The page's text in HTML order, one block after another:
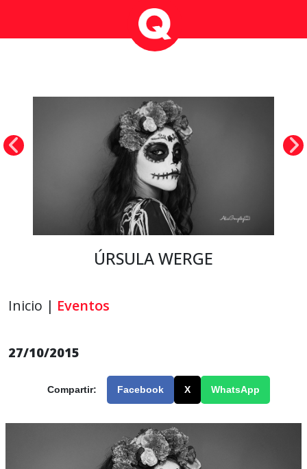
ÚRSULA WERGE
Inicio | Eventos
27/10/2015
Compartir: Facebook X WhatsApp